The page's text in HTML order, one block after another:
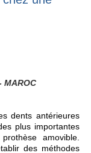
MAROC
dents antérieures
plus importantes
amovible.
des méthodes